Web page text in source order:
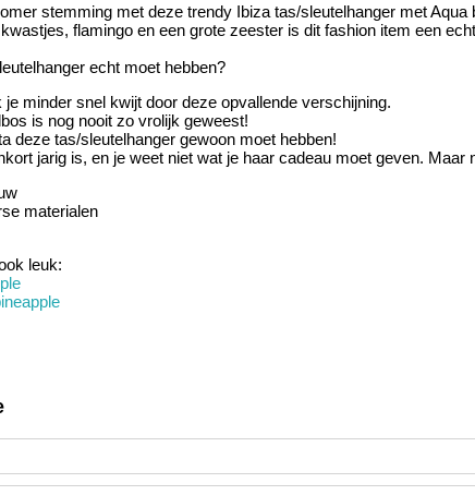
stemming met deze trendy Ibiza tas/sleutelhanger met Aqua
flamingo en een grote zeester is dit fashion item een
echt moet hebben?
minder snel kwijt door deze opvallende verschijning.
is nog nooit zo vrolijk geweest!
deze tas/sleutelhanger gewoon moet hebben!
jarig is, en je weet niet wat je haar cadeau moet geven. Maar
materialen
leuk: